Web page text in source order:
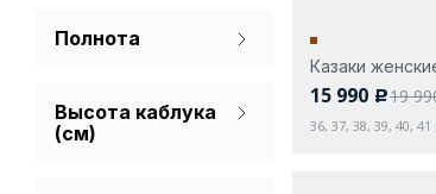
Натуральная кожа
Платформа
Танкетка
Полнота
Стандарт
Высота каблука
(см)
Казаки
15 990 c19
36, 37, 38, 39, 40, 41